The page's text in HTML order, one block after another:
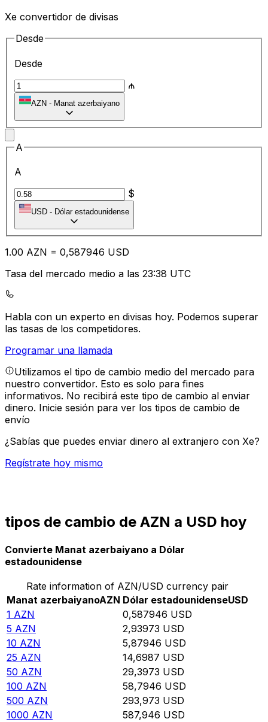
Xe convertidor de divisas
Desde
Desde
₼
AZN - Manat azerbaiyano
A
A
$
USD - Dólar estadounidense
1.00 AZN = 0,587946 USD
Tasa del mercado medio a las 23:38 UTC
Habla con un experto en divisas hoy. Podemos superar
las tasas de los competidores.
Programar una llamada
Utilizamos el tipo de cambio medio del mercado para
nuestro convertidor. Esto es solo para fines
informativos. No recibirá este tipo de cambio al enviar
dinero. Inicie sesión para ver los tipos de cambio de
envío
¿Sabías que puedes enviar dinero al extranjero con Xe?
Regístrate hoy mismo
tipos de cambio de AZN a USD hoy
Convierte Manat azerbaiyano a Dólar
estadounidense
Rate information of AZN/USD currency pair
Manat azerbaiyanoAZN Dólar estadounidenseUSD
1 AZN 0,587946 USD
5 AZN 2,93973 USD
10 AZN 5,87946 USD
25 AZN 14,6987 USD
50 AZN 29,3973 USD
100 AZN 58,7946 USD
500 AZN 293,973 USD
1000 AZN 587,946 USD